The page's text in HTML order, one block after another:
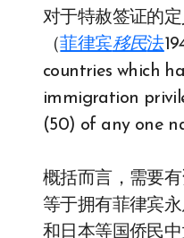
对于特赦签证的
（菲律宾移民法
countries which
immigration
(50) of any one
概括而言，需要
等于拥有菲律宾
和日本等国侨民